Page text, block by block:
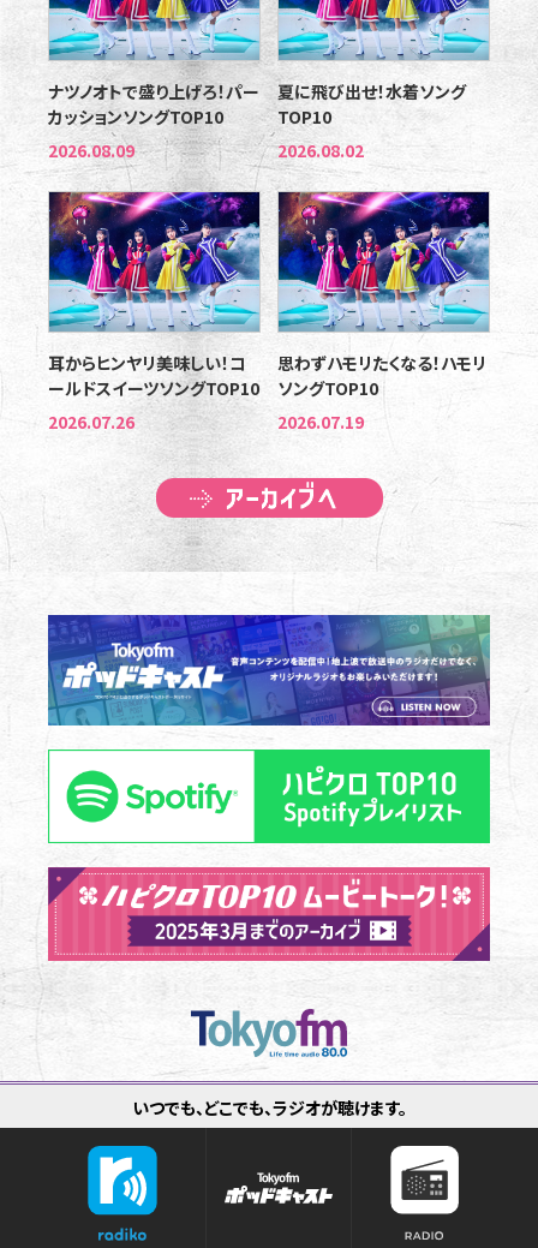
ナツノオトで盛り上げろ！パー
カッションソングTOP10
2026.08.09
夏に飛び出せ！水着ソング
TOP10
2026.08.02
耳からヒンヤリ美味しい！コ
ールドスイーツソングTOP10
2026.07.26
思わずハモリたくなる！ハモリ
ソングTOP10
2026.07.19
アーカイブへ
いつでも、どこでも、ラジオが聴けます。